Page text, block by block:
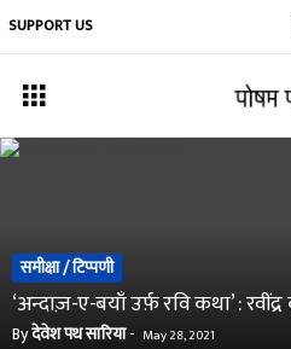
SUPPORT US
समीक्षा / टिप्पणी
‘अन्दाज़-ए-बयाँ उर्फ़ रवि कथा’ :
Byदेवेश पथ सारिया- May 28, 2021